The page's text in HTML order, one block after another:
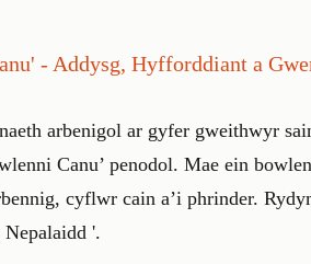
- Addysg, Hyfforddiant a
arbenigol ar gyfer gweithwyr
Canu’ penodol. Mae ein
cyflwr cain a’i phrinder.
'.